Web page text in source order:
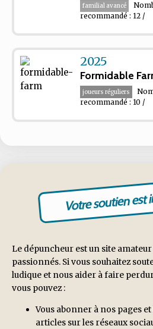
familial avancé
recommandé : 12 /
2025
Formidable
joueurs réguliers
recommandé : 10 /
Votre soutien est
Le dépuncheur est un site
passionnés. Si vous souhaitez
ludique et nous aider à faire
vous pouvez :
Vous abonner à nos pages
articles sur les réseaux